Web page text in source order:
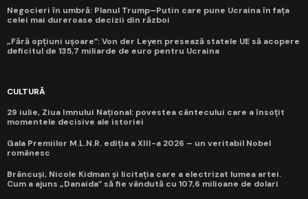
Negocieri în umbră: Planul Trump–Putin care pune Ucraina în fața
celei mai dureroase decizii din război
„Fără opțiuni ușoare”: Von der Leyen presează statele UE să acopere
deficitul de 135,7 miliarde de euro pentru Ucraina
CULTURĂ
29 iulie, Ziua Imnului Național: povestea cântecului care a însoțit
momentele decisive ale istoriei
Gala Premiilor M.L.N.R. ediția a XIII-a 2026 – un veritabil Nobel
românesc
Brâncuși, Nicole Kidman și licitația care a electrizat lumea artei.
Cum a ajuns „Danaida” să fie vândută cu 107,6 milioane de dolari